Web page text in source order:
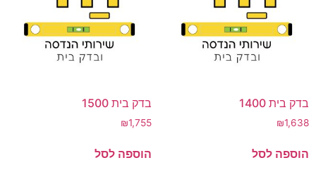
בדק בית 1400
₪1,638
הוספה לסל
בדק בית 1500
₪1,755
הוספה לסל